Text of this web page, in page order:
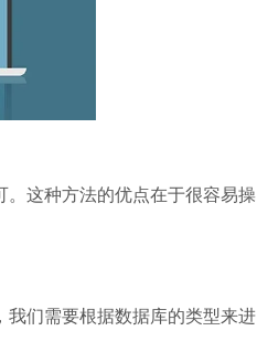
这种方法的优点在于很容易操
们需要根据数据库的类型来进